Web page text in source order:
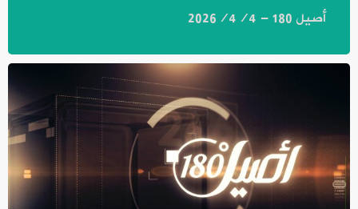
أصيل 180 - 2026/4/4